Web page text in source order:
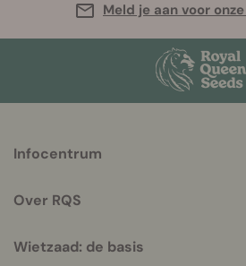
Meld je aan voor
helpful
Infocentrum
Over RQS
Wietzaad: de basis